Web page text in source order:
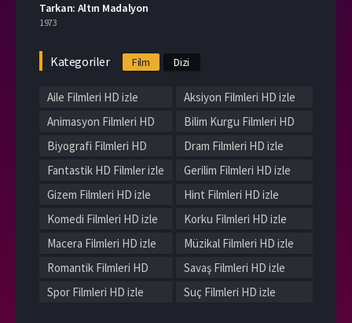
Tarkan: Altın Madalyon
1973
Kategoriler Film Dizi
Aile Filmleri HD izle
Aksiyon Filmleri HD izle
Animasyon Filmleri HD
izle
Bilim Kurgu Filmleri HD
izle
Biyografi Filmleri HD
izle
Dram Filmleri HD izle
Fantastik HD Filmler izle
Gerilim Filmleri HD izle
Gizem Filmleri HD izle
Hint Filmleri HD izle
Komedi Filmleri HD izle
Korku Filmleri HD izle
Macera Filmleri HD izle
Müzikal Filmleri HD izle
Romantik Filmleri HD
izle
Savaş Filmleri HD izle
Spor Filmleri HD izle
Suç Filmleri HD izle